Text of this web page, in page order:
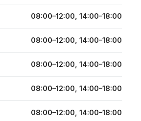
08:00–12:00, 14:00–18:00
08:00–12:00, 14:00–18:00
08:00–12:00, 14:00–18:00
08:00–12:00, 14:00–18:00
08:00–12:00, 14:00–18:00